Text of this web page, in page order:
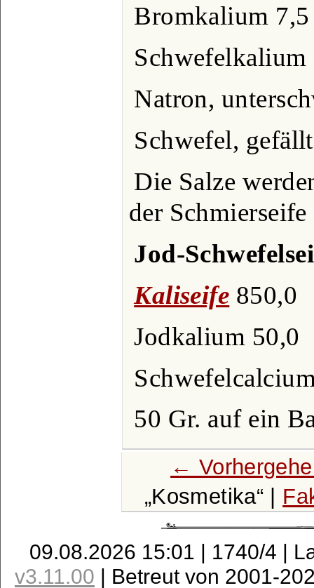
Bromkalium 7,5
Schwefelkalium
Natron,
Schwefel,
Die Salze
der
Jod-
Kaliseife 850,0
Jodkalium 50,0
50 Gr. auf ein
←
Kosmetika
09.08.2026 15:01 | 1740/4 |
v3.11.00 | Betreut von 2001-